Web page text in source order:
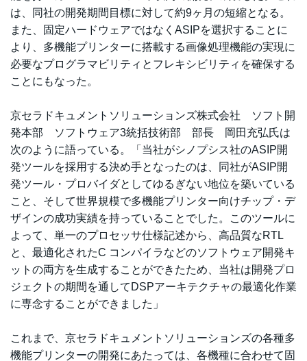
は、同社の開発期間目標に対して約9ヶ月の短縮となる。
また、固定ハードウェアではなくASIPを選択することに
より、多機能プリンターに搭載する画像処理機能の実現に
必要なプログラマビリティとフレキシビリティを確保する
ことにもなった。
京セラドキュメントソリューションズ株式会社 ソフト開
発本部 ソフトウェア3統括技術部 部長 岡田充弘氏は
次のように語っている。「当社がシノプシス社のASIP開
発ツールを採用する決め手となったのは、同社がASIP開
発ツール・プロバイダとしてゆるぎない地位を築いている
こと、そして世界規模で多機能プリンター向けチップ・デ
ザインの成功実績を持っていることでした。このツールに
よって、単一のプロセッサ仕様記述から、高品質なRTL
と、最適化されたC コンパイラなどのソフトウェア開発キ
ットの両方を生成することができたため、当社は開発プロ
ジェクトの期間を通してDSPアーキテクチャの最適化作業
に専念することができました」
これまで、京セラドキュメントソリューションズの各種多
機能プリンターの開発にあたっては、各機種に合わせて固